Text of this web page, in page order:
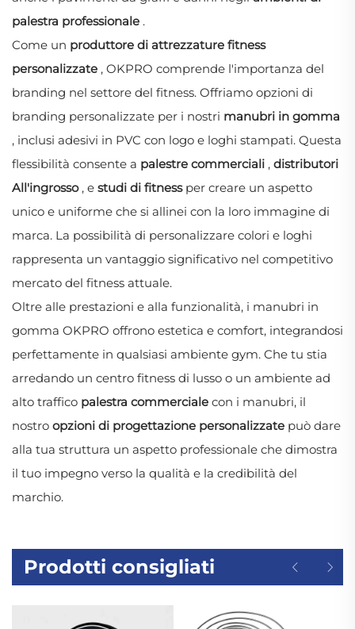
palestra professionale .
Come un produttore di attrezzature fitness
personalizzate , OKPRO comprende l'importanza del
branding nel settore del fitness. Offriamo opzioni di
branding personalizzate per i nostri manubri in gomma
, inclusi adesivi in PVC con logo e loghi stampati. Questa
flessibilità consente a palestre commerciali , distributori
All'ingrosso , e studi di fitness per creare un aspetto
unico e uniforme che si allinei con la loro immagine di
marca. La possibilità di personalizzare colori e loghi
rappresenta un vantaggio significativo nel competitivo
mercato del fitness attuale.
Oltre alle prestazioni e alla funzionalità, i manubri in
gomma OKPRO offrono estetica e comfort, integrandosi
perfettamente in qualsiasi ambiente gym. Che tu stia
arredando un centro fitness di lusso o un ambiente ad
alto traffico palestra commerciale con i manubri, il
nostro opzioni di progettazione personalizzate può dare
alla tua struttura un aspetto professionale che dimostra
il tuo impegno verso la qualità e la credibilità del
marchio.
Prodotti consigliati